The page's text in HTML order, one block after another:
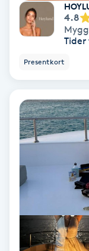
Fransrengöring
Frekvensterapi
Friskvård
Frisör
Funktionsanalys
Föning
4.8
Tider
Presentkort